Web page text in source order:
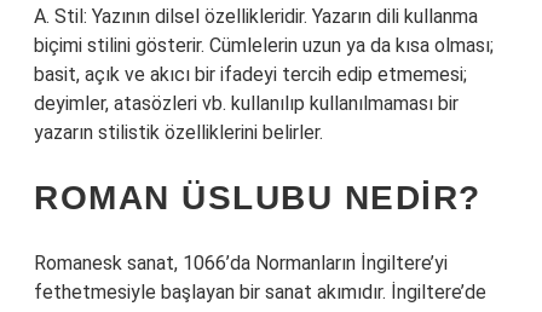
A. Stil: Yazının dilsel özellikleridir. Yazarın dili kullanma
biçimi stilini gösterir. Cümlelerin uzun ya da kısa olması;
basit, açık ve akıcı bir ifadeyi tercih edip etmemesi;
deyimler, atasözleri vb. kullanılıp kullanılmaması bir
yazarın stilistik özelliklerini belirler.
ROMAN ÜSLUBU NEDIR?
Romanesk sanat, 1066’da Normanların İngiltere’yi
fethetmesiyle başlayan bir sanat akımıdır. İngiltere’de